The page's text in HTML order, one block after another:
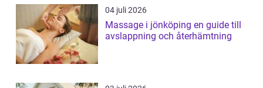
04 juli 2026
Massage i jönköping en guide till
avslappning och återhämtning